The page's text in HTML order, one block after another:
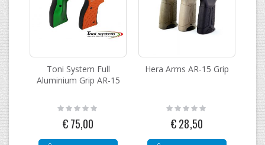
Toni System Full
Aluminium Grip AR-15
Rating:
0%
€ 75,00
Hera Arms AR-15 Grip
Rating:
0%
€ 28,50